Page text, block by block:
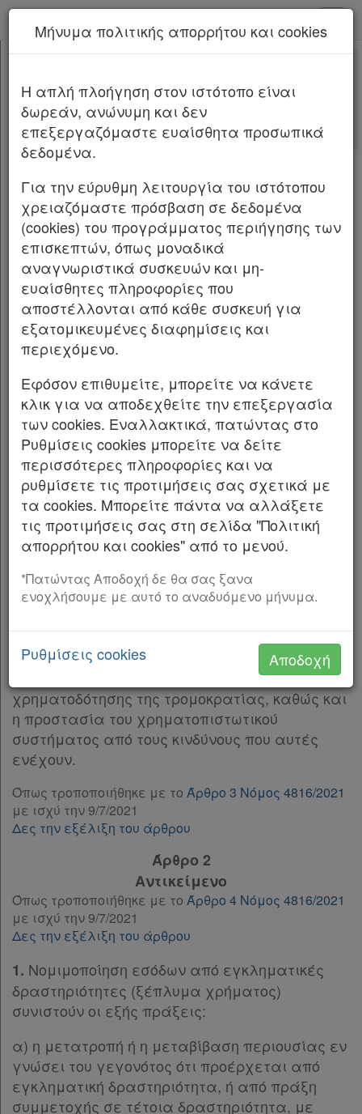
Χρήσιμα
Assistant
Νομολογία
Kodiko
Forum
Κ.Α.Δ.
Διακρατικές
Ελλάδας
Πληροφορίες
Κεφαλίδα
Σώμα [-]
ΜΕΡΟΣ ΠΡΩΤΟ [-]
ΚΕΦΑΛΑΙΟ Α΄
Άρθρο 2 [-]
Παρ.1
Παρ.2
Παρ.3
Άρθρο 3
Άρθρο 4
Άρθρο 5 [-]
Παρ.1
Παρ.2
Παρ.3
ΚΕΦΑΛΑΙΟ Β΄ [-]
Άρθρο 6 [-]
Παρ.1
Παρ.2
Παρ.3
Παρ.4
Παρ.5
Παρ.6
Παρ.7
Παρ.8
Άρθρο 7 [-]
Άρθρο 8 [-]
Παρ.2
Παρ.3
Παρ.4
Παρ.7
Παρ.8
Παρ.9
[-]
Παρ.1
Παρ.2
Παρ.3
Παρ.4
Παρ.5
Παρ.6
Άρθρο 10 [-]
Παρ.1
Παρ.2
Παρ.3
Παρ.4
Παρ.5
Νέα υπηρεσία Kodiko Assistant.Περισσότερα
Νόμος 4557/2018
Αλλαγές που επέφερε
Σχετικά: 13
Με τις
απότο Νόμο 5313/2026
1
NOMOΣ ΥΠ’ ΑΡΙΘΜ. 4557 ΦΕΚ Α’ 139/30.07.2018
Πρόληψη και καταστολή της νομιμοποίησης
εσόδων από εγκληματικές δραστηριότητες
και της χρηματοδότησης της τρομοκρατίας
(ενσωμάτωση της Οδηγίας 2015/849/EE) και
άλλες διατάξεις.
Ο ΠΡΟΕΔΡΟΣ ΤΗΣ ΕΛΛΗΝΙΚΗΣ ΔΗΜΟΚΡΑΤΙΑΣ
Εκδίδομε τον ακόλουθο νόμο που ψήφισε η
Βουλή:
ΜΕΡΟΣ ΠΡΩΤΟ
ΚΕΦΑΛΑΙΟ Α΄
ΣΚΟΠΟΣ, ΑΝΤΙΚΕΙΜΕΝΟ, ΟΡΙΣΜΟΙ, ΒΑΣΙΚΑ
ΑΔΙΚΗΜΑΤΑ, ΥΠΟΧΡΕΑ ΠΡΟΣΩΠΑ
Άρθρο 1
Σκοπός
Σκοπός του παρόντος είναι η πρόληψη και
καταστολή της νομιμοποίησης εσόδων από
εγκληματικές δραστηριότητες και της
χρηματοδότησης της τρομοκρατίας, καθώς και
η προστασία του χρηματοπιστωτικού
συστήματος από τους κινδύνους που αυτές
ενέχουν.
Όπως τροποποιήθηκε με το Άρθρο 3 Νόμος 4816/2021
με ισχύ την 9/7/2021
Δες την εξέλιξη του άρθρου
Άρθρο 2
Αντικείμενο
Όπως τροποποιήθηκε με το Άρθρο 4 Νόμος 4816/2021
με ισχύ την 9/7/2021
Δες την εξέλιξη του άρθρου
1. Νομιμοποίηση εσόδων από εγκληματικές
δραστηριότητες (ξέπλυμα χρήματος)
συνιστούν οι εξής πράξεις:
α) η μετατροπή ή η μεταβίβαση περιουσίας εν
γνώσει του γεγονότος ότι προέρχεται από
εγκληματική δραστηριότητα, ή από πράξη
συμμετοχής σε τέτοια δραστηριότητα, με
Μήνυμα πολιτικής απορρήτου και cookies
H απλή πλοήγηση στον ιστότοπο είναι
δωρεάν, ανώνυμη και δεν
επεξεργαζόμαστε ευαίσθητα προσωπικά
δεδομένα.
Για την εύρυθμη λειτουργία του ιστότοπου
χρειαζόμαστε πρόσβαση σε δεδομένα
(cookies) του προγράμματος περιήγησης των
επισκεπτών, όπως μοναδικά
αναγνωριστικά συσκευών και μη-
ευαίσθητες πληροφορίες που
αποστέλλονται από κάθε συσκευή για
εξατομικευμένες διαφημίσεις και
περιεχόμενο.
Εφόσον επιθυμείτε, μπορείτε να κάνετε
κλικ για να αποδεχθείτε την επεξεργασία
των cookies. Εναλλακτικά, πατώντας στο
Ρυθμίσεις cookies μπορείτε να δείτε
περισσότερες πληροφορίες και να
ρυθμίσετε τις προτιμήσεις σας σχετικά με
τα cookies. Μπορείτε πάντα να αλλάξετε
τις προτιμήσεις σας στη σελίδα "Πολιτική
απορρήτου και cookies" από το μενού.
*Πατώντας Αποδοχή δε θα σας ξανα
ενοχλήσουμε με αυτό το αναδυόμενο μήνυμα.
Ρυθμίσεις cookies Αποδοχή